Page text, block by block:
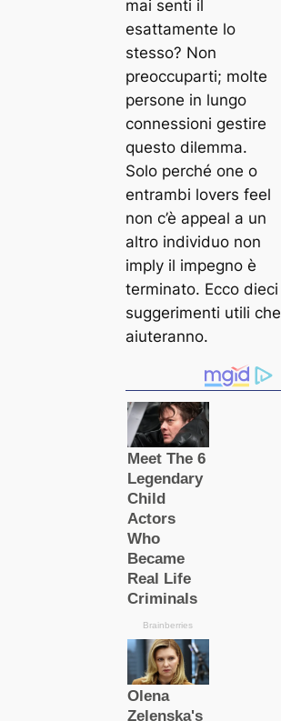
mai senti il ​​
esattamente lo
stesso? Non
preoccuparti; molte
persone in lungo
connessioni gestire
questo dilemma.
Solo perché one o
entrambi lovers feel
non c’è appeal a un
altro individuo non
imply il impegno è
terminato. Ecco dieci
suggerimenti utili che
aiuteranno.